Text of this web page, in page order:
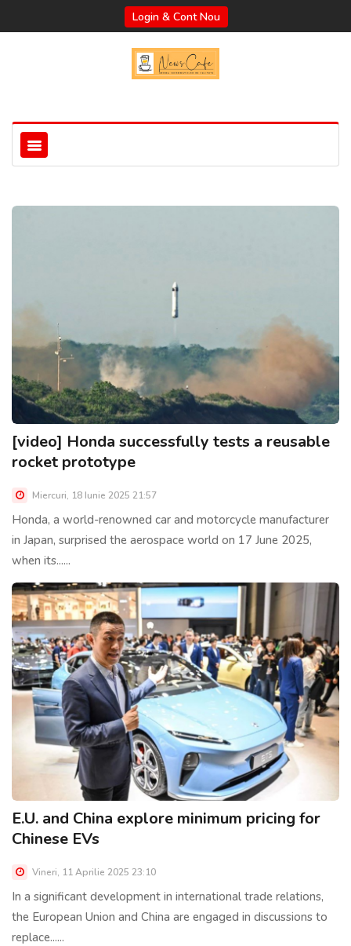
Login & Cont Nou
[video] Honda successfully tests a reusable
rocket prototype
Miercuri, 18 Iunie 2025 21:57
Honda, a world-renowned car and motorcycle manufacturer
in Japan, surprised the aerospace world on 17 June 2025,
when its......
E.U. and China explore minimum pricing for
Chinese EVs
Vineri, 11 Aprilie 2025 23:10
In a significant development in international trade relations,
the European Union and China are engaged in discussions to
replace......